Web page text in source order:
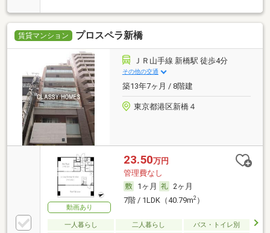
賃貸マンション プロスペラ新橋
ＪＲ山手線 新橋駅 徒歩4分
その他の交通
築13年7ヶ月 / 8階建
東京都港区新橋４
動画あり
23.50万円
管理費なし
1ヶ月
2ヶ月
7階 / 1LDK（40.79m2）
一人暮らし 二人暮らし バス・トイレ別